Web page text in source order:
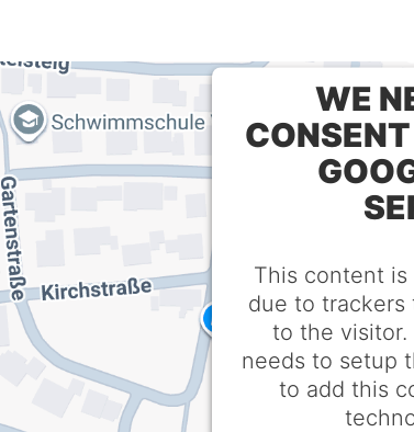
WE
This content
due to trackers
to the
needs to setup
to add this